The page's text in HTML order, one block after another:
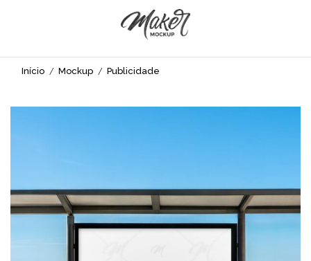
Início / Mockup / Publicidade